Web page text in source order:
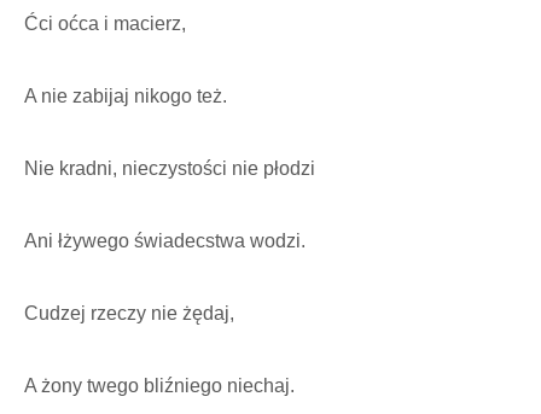
Ćci oćca i macierz,
A nie zabijaj nikogo też.
Nie kradni, nieczystości nie płodzi
Ani łżywego świadecstwa wodzi.
Cudzej rzeczy nie żędaj,
A żony twego bliźniego niechaj.